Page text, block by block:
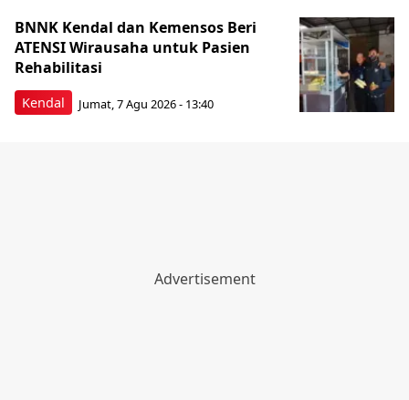
Kendal
BNNK Kendal dan Kemensos Beri
ATENSI Wirausaha untuk Pasien
Rehabilitasi
Jumat, 7 Agu 2026 - 13:40